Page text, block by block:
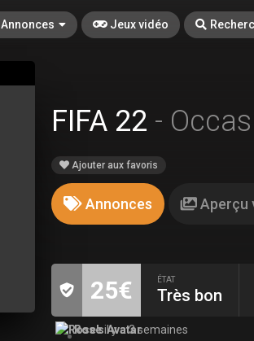
Annonces Jeux vidéo
FIFA 22 -
Ajouter aux favoris
Annonces Aperçu
25€ ÉTAT
Très bon
Roseil y a 3 semaines